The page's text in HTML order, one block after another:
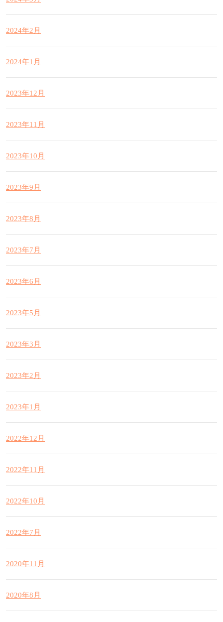
2024年2月
2024年1月
2023年12月
2023年11月
2023年10月
2023年9月
2023年8月
2023年7月
2023年6月
2023年5月
2023年3月
2023年2月
2023年1月
2022年12月
2022年11月
2022年10月
2022年7月
2020年11月
2020年8月